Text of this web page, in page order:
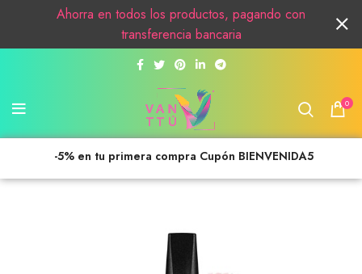
0
-5% en tu primera compra Cupón BIENVENIDA5
Ahorra en todos los productos, pagando con
transferencia bancaria